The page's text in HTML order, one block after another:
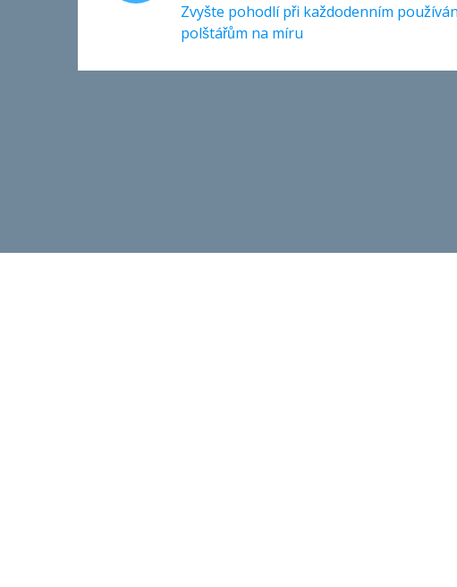
Zvyšte pohodlí při každodenním
polštářům na míru